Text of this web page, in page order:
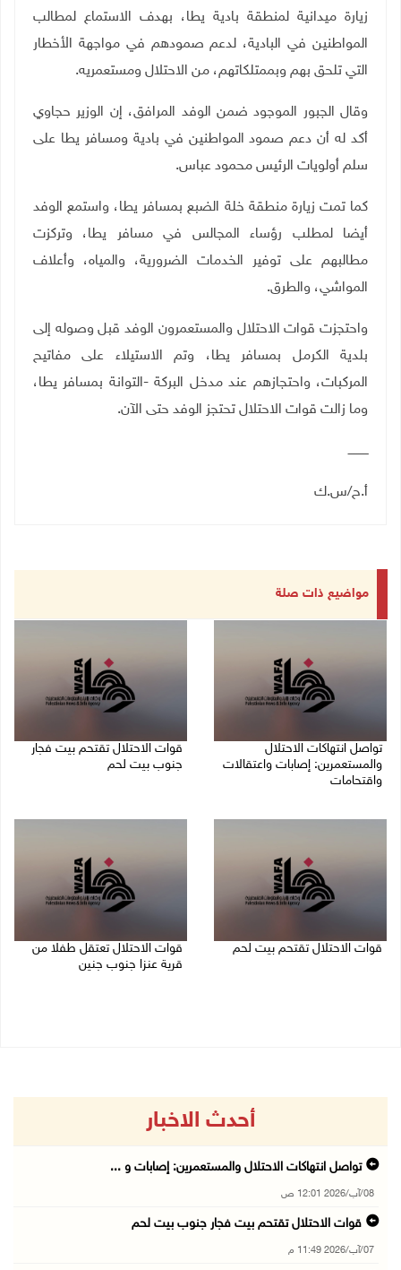
زيارة ميدانية لمنطقة بادية يطا، بهدف الاستماع لمطالب
المواطنين في البادية، لدعم صمودهم في مواجهة الأخطار
التي تلحق بهم وبممتلكاتهم، من الاحتلال ومستعمريه.
وقال الجبور الموجود ضمن الوفد المرافق، إن الوزير حجاوي
أكد له أن دعم صمود المواطنين في بادية ومسافر يطا على
سلم أولويات الرئيس محمود عباس.
كما تمت زيارة منطقة خلة الضبع بمسافر يطا، واستمع الوفد
أيضا لمطلب رؤساء المجالس في مسافر يطا، وتركزت
مطالبهم على توفير الخدمات الضرورية، والمياه، وأعلاف
المواشي، والطرق.
واحتجزت قوات الاحتلال والمستعمرون الوفد قبل وصوله إلى
بلدية الكرمل بمسافر يطا، وتم الاستيلاء على مفاتيح
المركبات، واحتجازهم عند مدخل البركة -التوانة بمسافر يطا،
وما زالت قوات الاحتلال تحتجز الوفد حتى الآن.
ـــــــــــ
أ.ح/س.ك
مواضيع ذات صلة
تواصل انتهاكات الاحتلال
والمستعمرين: إصابات واعتقالات
واقتحامات
قوات الاحتلال تقتحم بيت فجار
جنوب بيت لحم
قوات الاحتلال تقتحم بيت لحم
قوات الاحتلال تعتقل طفلا من
قرية عنزا جنوب جنين
أحدث الاخبار
تواصل انتهاكات الاحتلال والمستعمرين: إصابات و ...
08/آب/2026 12:01 ص
قوات الاحتلال تقتحم بيت فجار جنوب بيت لحم
07/آب/2026 11:49 م